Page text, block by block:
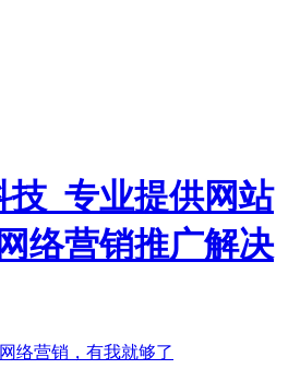
网络营销，有我就够了